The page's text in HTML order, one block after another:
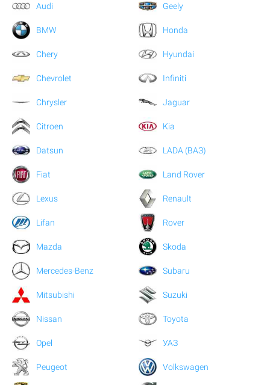
Audi
BMW
Chery
Chevrolet
Chrysler
Citroen
Datsun
Fiat
Geely
Honda
Hyundai
Infiniti
Jaguar
Kia
LADA (ВАЗ)
Land Rover
Lexus
Lifan
Mazda
Mercedes-Benz
Mitsubishi
Nissan
Opel
Peugeot
Renault
Rover
Skoda
Subaru
Suzuki
Toyota
УАЗ
Volkswagen